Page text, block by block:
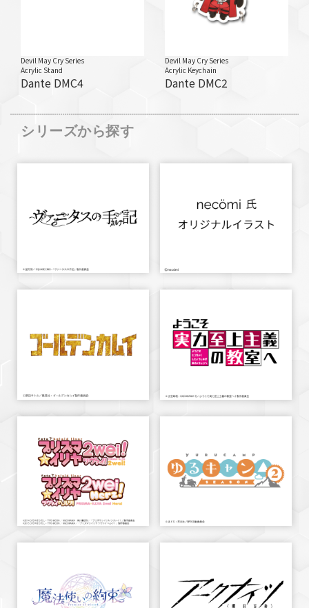
Devil May Cry Series
Acrylic Stand
Dante DMC4
Devil May Cry Series
Acrylic Keychain
Dante DMC2
シリーズから探す